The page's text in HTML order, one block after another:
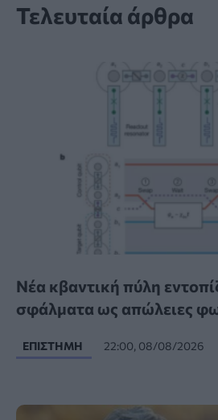
Τελευταία άρθρα
Νέα κβαντική πύλη
σφάλματα ως απώλειες
ΕΠΙΣΤΉΜΗ 22:00, 08/08/2026